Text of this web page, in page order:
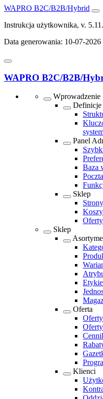
WAPRO B2C/B2B/Hybrid
Instrukcja użytkownika, v.
Data generowania: 10-07-2026
WAPRO B2C/B2B/
Wprowadzenie
Definicje
Panel
Baza
Poczta
Sklep
Sklep
Oferta
Klienci